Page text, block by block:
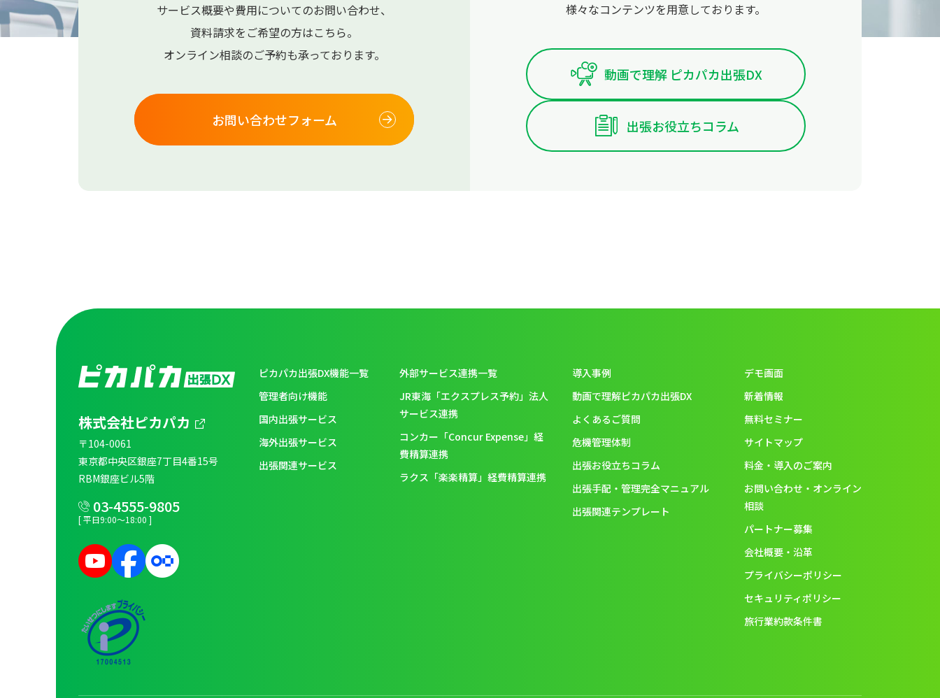
サービス概要や費用についてのお問い合わせ、
資料請求をご希望の方はこちら。
オンライン相談のご予約も承っております。
お問い合わせフォーム
様々なコンテンツを用意しております。
動画で理解 ピカパカ出張DX
出張お役立ちコラム
株式会社ピカパカ
〒104-0061
東京都中央区銀座7丁目4番15号
RBM銀座ビル5階
03-4555-9805
[ 平日9:00～18:00 ]
ピカパカ出張DX機能一覧
管理者向け機能
国内出張サービス
海外出張サービス
出張関連サービス
外部サービス連携一覧
JR東海「エクスプレス予約」法人
サービス連携
コンカー「Concur Expense」経
費精算連携
ラクス「楽楽精算」経費精算連携
導入事例
動画で理解ピカパカ出張DX
よくあるご質問
危機管理体制
出張お役立ちコラム
出張手配・管理完全マニュアル
出張関連テンプレート
デモ画面
新着情報
無料セミナー
サイトマップ
料金・導入のご案内
お問い合わせ・オンライン
相談
パートナー募集
会社概要・沿革
プライバシーポリシー
セキュリティポリシー
旅行業約款条件書